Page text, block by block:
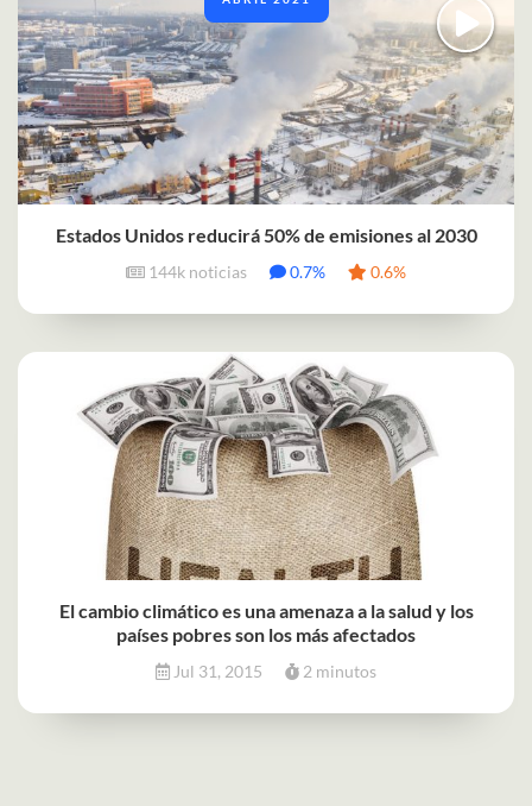
Estados Unidos reducirá 50% de emisiones al 2030
144k noticias 0.7% 0.6%
El cambio climático es una amenaza a la salud y los
países pobres son los más afectados
Jul 31, 2015 2 minutos